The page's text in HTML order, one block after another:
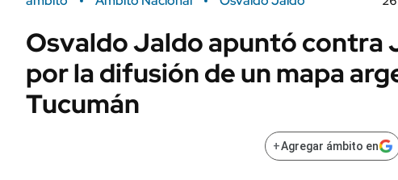
Campo
FINANZAS
Dólar
Sustentabilidad
ENERGY REPORT
Osvaldo Jaldo apuntó contra
por la difusión de un mapa
Tucumán
+Agregar ámbito en